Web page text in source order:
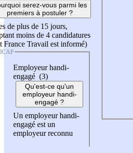
serez-vous parmi les
premiers à postuler ?
de plus de 15 jours,
moins de 4 candidatures
France Travail est informé)
Employeur handi-
engagé (3)
Qu'est-ce qu'un
employeur handi-
engagé ?
Un employeur handi-
engagé est un
employeur reconnu